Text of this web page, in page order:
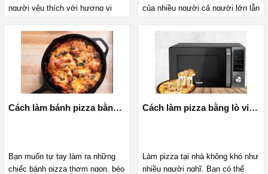
người yêu thích với hương vị
đang muốn thực hiện món ăn này
nhưng chưa biết cách thì hãy
cùng MediaMart theo dõi cách
nướng gà bằng lò vi sóng giòn
rụm, khó cưỡng dưới bài viết
này nhé.
của nhiều người cả người lớn lẫn
thời gian nhưng vẫn muốn tự tay
làm món gà nướng để chiêu đãi
cả nhà thì có thể tham khảo cách
nướng gà nguyên con bằng nồi
chiên không dầu thơm ngon, hấp
dẫn lại đơn giải dưới đây.
Cách làm bánh pizza bằng chảo chống dính siêu dễ
Bạn muốn tự tay làm ra những
chiếc bánh pizza thơm ngon, béo
Cách làm pizza bằng lò vi sóng tại nhà siêu dễ
Làm pizza tại nhà không khó như
nhiều người nghĩ. Bạn có thể